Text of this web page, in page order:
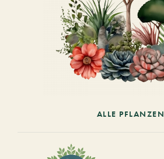
ALLE PFLANZEN